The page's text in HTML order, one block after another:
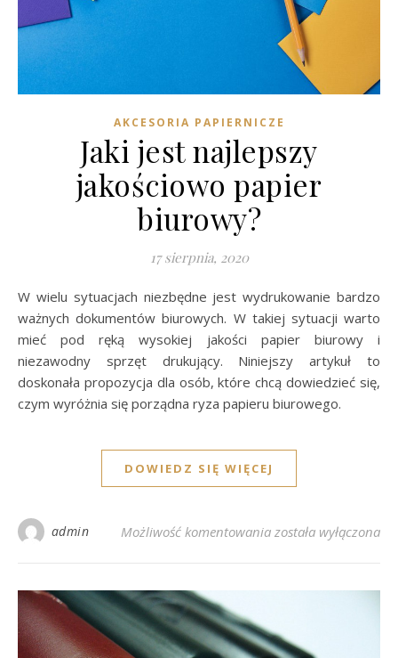
AKCESORIA PAPIERNICZE
Jaki jest najlepszy
jakościowo papier
biurowy?
17 sierpnia, 2020
W wielu sytuacjach niezbędne jest wydrukowanie bardzo
ważnych dokumentów biurowych. W takiej sytuacji warto
mieć pod ręką wysokiej jakości papier biurowy i
niezawodny sprzęt drukujący. Niniejszy artykuł to
doskonała propozycja dla osób, które chcą dowiedzieć się,
czym wyróżnia się porządna ryza papieru biurowego.
DOWIEDZ SIĘ WIĘCEJ
admin Możliwość komentowania Jaki jest najlepszy
została wyłączona